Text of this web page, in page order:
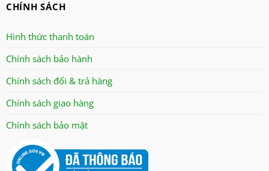
oulai
Panasonic
robot
senko
sharp
sunhouse
CHÍNH SÁCH
Hình thức thanh toán
Chính sách bảo hành
Chính sách đổi & trả hàng
Chính sách giao hàng
Chính sách bảo mật